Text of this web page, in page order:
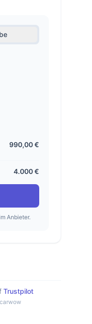
990,00 €
4.000 €
Anbieter.
Trustpilot